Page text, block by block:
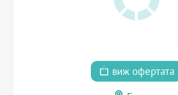
виж офертата